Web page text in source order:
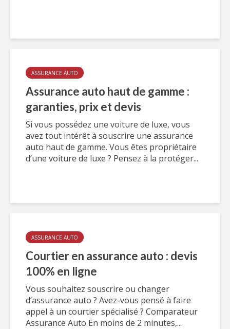
ASSURANCE AUTO
Assurance auto haut de gamme :
garanties, prix et devis
Si vous possédez une voiture de luxe, vous
avez tout intérêt à souscrire une assurance
auto haut de gamme. Vous êtes propriétaire
d’une voiture de luxe ? Pensez à la protéger...
ASSURANCE AUTO
Courtier en assurance auto : devis
100% en ligne
Vous souhaitez souscrire ou changer
d’assurance auto ? Avez-vous pensé à faire
appel à un courtier spécialisé ? Comparateur
Assurance Auto En moins de 2 minutes,...